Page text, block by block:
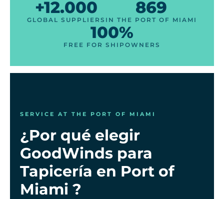
+12.000
GLOBAL SUPPLIERS
869
IN THE PORT OF MIAMI
100%
FREE FOR SHIPOWNERS
SERVICE AT THE PORT OF MIAMI
¿Por qué elegir
GoodWinds para
Tapicería en Port of
Miami ?